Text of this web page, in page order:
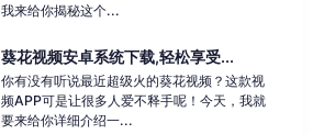
我来给你揭秘这个...
葵花视频安卓系统下载,轻松享受...
你有没有听说最近超级火的葵花视频？这款视
频APP可是让很多人爱不释手呢！今天，我就
要来给你详细介绍一...